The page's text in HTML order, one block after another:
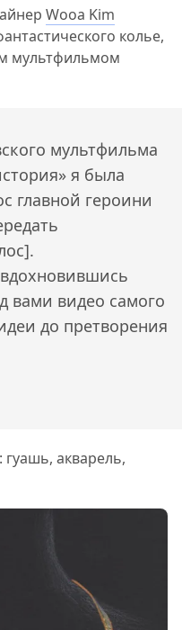
Wooa Kim
колье,
мультфильмом
мультфильма
я была
главной героини
вами видео самого
до претворения
акварель,